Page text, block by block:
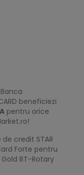
beneficiezi
pentru orice
credit STAR
Forte pentru
Gold BT-Rotary